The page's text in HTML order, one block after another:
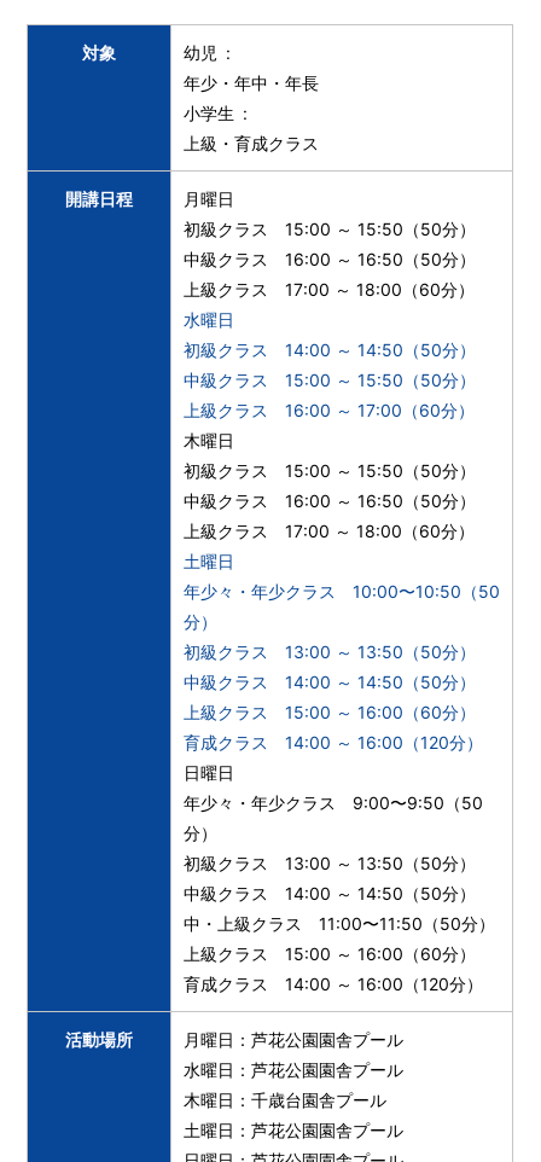
対象
幼児
年少・年中・年長
小学生
上級・育成クラス
開講日程
月曜日
初級クラス 15:00 ～ 15:50（50分）
中級クラス 16:00 ～ 16:50（50分）
上級クラス 17:00 ～ 18:00（60分）
水曜日
初級クラス 14:00 ～ 14:50（50分）
中級クラス 15:00 ～ 15:50（50分）
上級クラス 16:00 ～ 17:00（60分）
木曜日
初級クラス 15:00 ～ 15:50（50分）
中級クラス 16:00 ～ 16:50（50分）
上級クラス 17:00 ～ 18:00（60分）
土曜日
年少々・年少クラス 10:00〜10:50（50
分）
初級クラス 13:00 ～ 13:50（50分）
中級クラス 14:00 ～ 14:50（50分）
上級クラス 15:00 ～ 16:00（60分）
育成クラス 14:00 ～ 16:00（120分）
日曜日
年少々・年少クラス 9:00〜9:50（50
分）
初級クラス 13:00 ～ 13:50（50分）
中級クラス 14:00 ～ 14:50（50分）
中・上級クラス 11:00〜11:50（50分）
上級クラス 15:00 ～ 16:00（60分）
育成クラス 14:00 ～ 16:00（120分）
活動場所
月曜日：芦花公園園舎プール
水曜日：芦花公園園舎プール
木曜日：千歳台園舎プール
土曜日：芦花公園園舎プール